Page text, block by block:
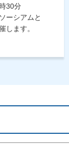
30分
ーシアムと
します。